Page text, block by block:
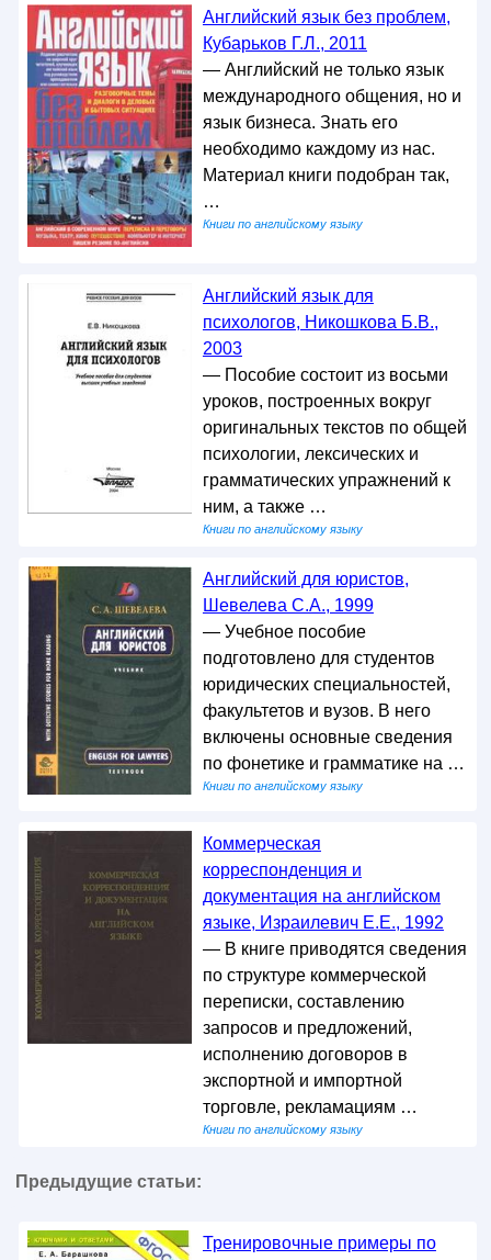
Английский язык без проблем,
Кубарьков Г.Л., 2011
— Английский не только язык
международного общения, но и
язык бизнеса. Знать его
необходимо каждому из нас.
Материал книги подобран так,
…
Книги по английскому языку
Английский язык для
психологов, Никошкова Б.В.,
2003
— Пособие состоит из восьми
уроков, построенных вокруг
оригинальных текстов по общей
психологии, лексических и
грамматических упражнений к
ним, а также …
Книги по английскому языку
Английский для юристов,
Шевелева С.А., 1999
— Учебное пособие
подготовлено для студентов
юридических специальностей,
факультетов и вузов. В него
включены основные сведения
по фонетике и грамматике на …
Книги по английскому языку
Коммерческая
корреспонденция и
документация на английском
языке, Израилевич Е.Е., 1992
— В книге приводятся сведения
по структуре коммерческой
переписки, составлению
запросов и предложений,
исполнению договоров в
экспортной и импортной
торговле, рекламациям …
Книги по английскому языку
Предыдущие статьи:
Тренировочные примеры по